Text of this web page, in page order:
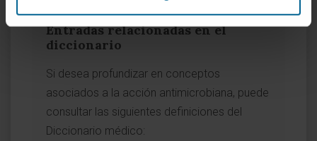
Entradas relacionadas en el
diccionario
Si desea profundizar en conceptos
asociados a la acción antimicrobiana, puede
consultar las siguientes definiciones del
Diccionario médico: